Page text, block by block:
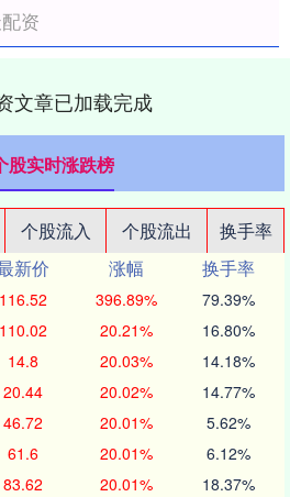
资
文章已加载完成
股实时涨跌榜
个股流入 个股流出
换手率
新价 涨幅
换手率
116.52 396.89% 79.39%
110.02 20.21% 16.80%
14.8 20.03% 14.18%
20.44 20.02% 14.77%
46.72 20.01% 5.62%
61.6 20.01% 6.12%
83.62 20.01% 18.37%